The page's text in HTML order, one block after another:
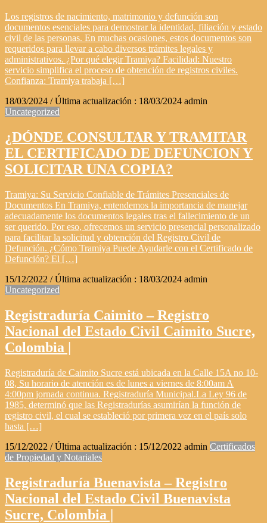
Los registros de nacimiento, matrimonio y defunción son
documentos esenciales para demostrar la identidad, filiación y estado
civil de las personas. En muchas ocasiones, estos documentos son
requeridos para llevar a cabo diversos trámites legales y
administrativos. ¿Por qué elegir Tramiya? Facilidad: Nuestro
servicio simplifica el proceso de obtención de registros civiles.
Confianza: Tramiya trabaja […]
18/03/2024 / Última actualización : 18/03/2024 admin
Uncategorized
¿DÓNDE CONSULTAR Y TRAMITAR
EL CERTIFICADO DE DEFUNCION Y
SOLICITAR UNA COPIA?
Tramiya: Su Servicio Confiable de Trámites Presenciales de
Documentos En Tramiya, entendemos la importancia de manejar
adecuadamente los documentos legales tras el fallecimiento de un
ser querido. Por eso, ofrecemos un servicio presencial personalizado
para facilitar la solicitud y obtención del Registro Civil de
Defunción. ¿Cómo Tramiya Puede Ayudarle con el Certificado de
Defunción? El […]
15/12/2022 / Última actualización : 18/03/2024 admin
Uncategorized
Registraduría Caimito – Registro
Nacional del Estado Civil Caimito Sucre,
Colombia |
Registraduría de Caimito Sucre está ubicada en la Calle 15A no 10-
08, Su horario de atención es de lunes a viernes de 8:00am A
4:00pm jornada continua. Registraduría Municipal.La Ley 96 de
1985, determinó que las Registradurías asumirían la función de
registro civil, el cual se estableció por primera vez en el país solo
hasta […]
15/12/2022 / Última actualización : 15/12/2022 admin Certificados
de Propiedad y Notariales
Registraduría Buenavista – Registro
Nacional del Estado Civil Buenavista
Sucre, Colombia |